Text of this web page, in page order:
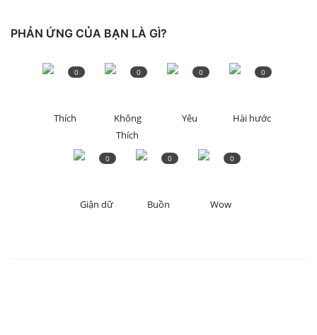
PHẢN ỨNG CỦA BẠN LÀ GÌ?
Thích
0
Không
Thích
0
Yêu
0
Hài hước
0
Giận dữ
0
Buồn
0
Wow
0